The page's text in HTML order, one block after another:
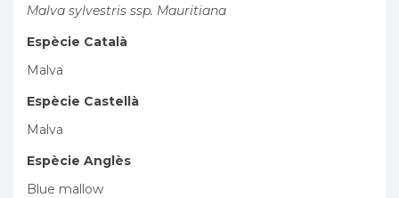
Malva sylvestris ssp. Mauritiana
Espècie Català
Malva
Espècie Castellà
Malva
Espècie Anglès
Blue mallow